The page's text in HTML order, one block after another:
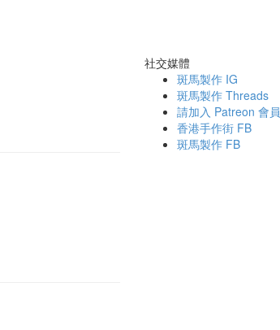
社交媒體
斑馬製作 IG
斑馬製作 Threads
請加入 Patreon 會員
香港手作街 FB
斑馬製作 FB